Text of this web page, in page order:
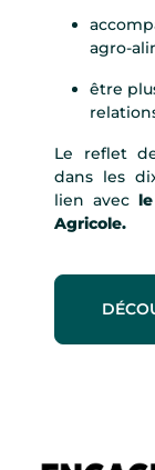
agro-
être
Le reflet
dans les
lien avec
Agricole.